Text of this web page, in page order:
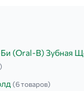
(Oral-B) Зубная
(6 товаров)